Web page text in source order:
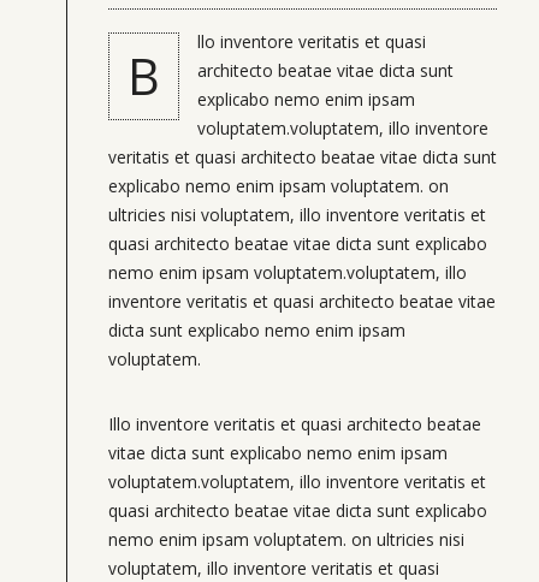
B
llo inventore veritatis et quasi
architecto beatae vitae dicta sunt
explicabo nemo enim ipsam
voluptatem.voluptatem, illo inventore
veritatis et quasi architecto beatae vitae dicta sunt
explicabo nemo enim ipsam voluptatem. on
ultricies nisi voluptatem, illo inventore veritatis et
quasi architecto beatae vitae dicta sunt explicabo
nemo enim ipsam voluptatem.voluptatem, illo
inventore veritatis et quasi architecto beatae vitae
dicta sunt explicabo nemo enim ipsam
voluptatem.
Illo inventore veritatis et quasi architecto beatae
vitae dicta sunt explicabo nemo enim ipsam
voluptatem.voluptatem, illo inventore veritatis et
quasi architecto beatae vitae dicta sunt explicabo
nemo enim ipsam voluptatem. on ultricies nisi
voluptatem, illo inventore veritatis et quasi